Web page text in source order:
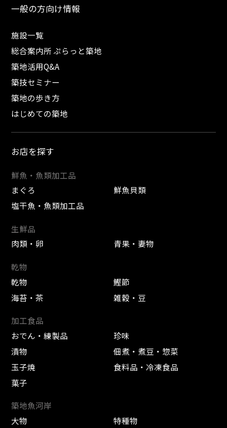
一般の方向け情報
施設一覧
総合案内所 ぷらっと築地
築地活用Q&A
築技セミナー
築地の歩き方
はじめての築地
お店を探す
鮮魚・魚類加工品
まぐろ
鮮魚貝類
塩干魚・魚類加工品
生鮮品
肉類・卵
青果・妻物
乾物
乾物
鰹節
海苔・茶
雑穀・豆
加工食品
おでん・練製品
珍味
漬物
佃煮・煮豆・惣菜
玉子焼
食料品・冷凍食品
菓子
築地魚河岸
大物
特種物